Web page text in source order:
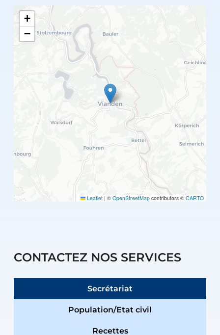
+
−
Leaflet | © OpenStreetMap contributors © CARTO
CONTACTEZ NOS SERVICES
Secrétariat
Population/Etat civil
Recettes